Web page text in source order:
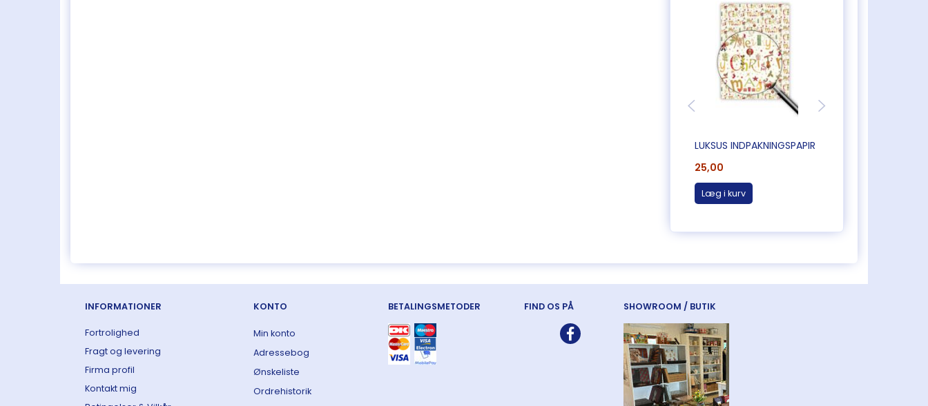
LUKSUS INDPAKNINGSPAPIR
25,00
Læg i kurv
INFORMATIONER
Fortrolighed
Fragt og levering
Firma profil
Kontakt mig
KONTO
Min konto
Adressebog
Ønskeliste
Ordrehistorik
BETALINGSMETODER FIND OS PÅ SHOWROOM / BUTIK